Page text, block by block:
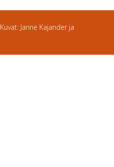
Janne Kajander ja